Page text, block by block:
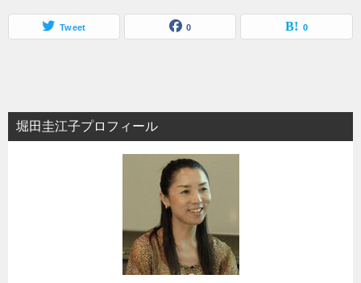
ン
Tweet 0 0
堀田圭江子プロフィール